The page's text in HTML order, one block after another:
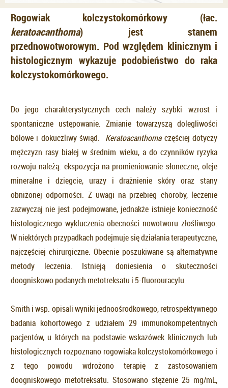
Rogowiak kolczystokomórkowy (łac.
keratoacanthoma) jest stanem
przednowotworowym. Pod względem klinicznym i
histologicznym wykazuje podobieństwo do raka
kolczystokomórkowego.
Do jego charakterystycznych cech należy szybki wzrost i
spontaniczne ustępowanie. Zmianie towarzyszą dolegliwości
bólowe i dokuczliwy świąd. Keratoacanthomaczęściej dotyczy
mężczyzn rasy białej w średnim wieku, a do czynników ryzyka
rozwoju należą: ekspozycja na promieniowanie słoneczne, oleje
mineralne i dziegcie, urazy i drażnienie skóry oraz stany
obniżonej odporności. Z uwagi na przebieg choroby, leczenie
zazwyczaj nie jest podejmowane, jednakże istnieje konieczność
histologicznego wykluczenia obecności nowotworu złośliwego.
W niektórych przypadkach podejmuje się działania terapeutyczne,
najczęściej chirurgiczne. Obecnie poszukiwane są alternatywne
metody leczenia. Istnieją doniesienia o skuteczności
doogniskowo podanych metotreksatu i 5-fluorouracylu.
Smith i wsp. opisali wyniki jednoośrodkowego, retrospektywnego
badania kohortowego z udziałem 29 immunokompetentnych
pacjentów, u których na podstawie wskazówek klinicznych lub
histologicznych rozpoznano rogowiaka kolczystokomórkowego i
z tego powodu wdrożono terapię z zastosowaniem
doogniskowego metotreksatu. Stosowano stężenie 25 mg/mL,